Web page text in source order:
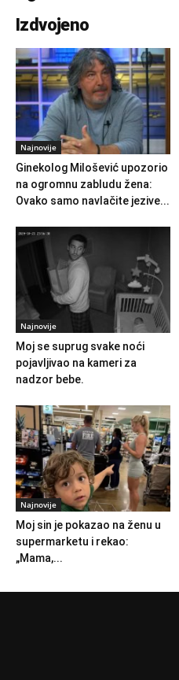
Izdvojeno
Najnovije
Ginekolog Milošević upozorio
na ogromnu zabludu žena:
Ovako samo navlačite jezive...
Najnovije
Moj se suprug svake noći
pojavljivao na kameri za
nadzor bebe.
Najnovije
Moj sin je pokazao na ženu u
supermarketu i rekao:
„Mama,...